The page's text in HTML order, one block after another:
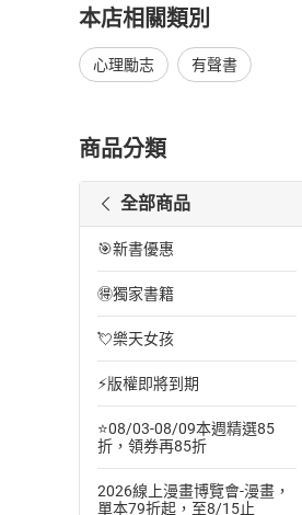
本店相關類別
心理勵志 有聲書
商品分類
全部商品
🎯新書優惠
🉐獨家書籍
💘樂天女孩
⚡版權即將到期
⭐08/03-08/09本週精選85
折，領券再85折
2026線上漫畫博覽會-漫畫，
單本79折起，至8/15止